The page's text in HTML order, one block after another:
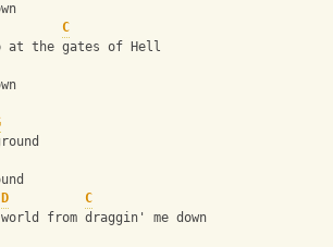
C
at the gates of Hell
D
C
from draggin' me down